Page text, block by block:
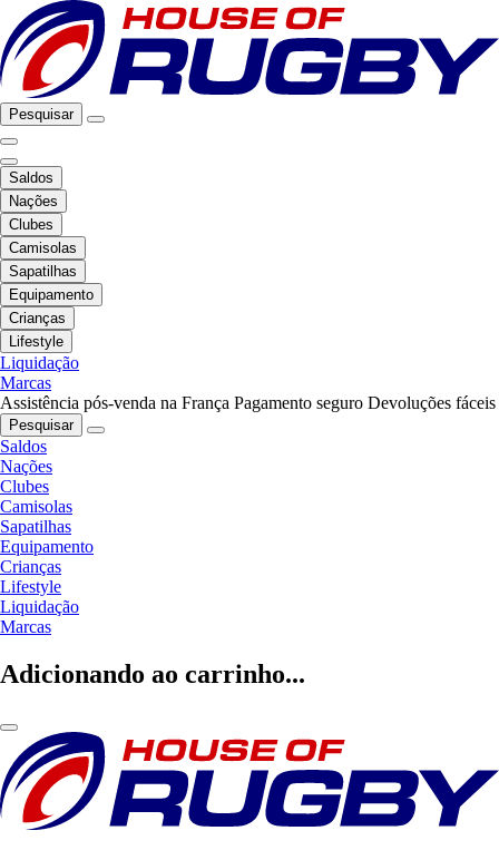
Pesquisar
Saldos
Nações
Clubes
Camisolas
Sapatilhas
Equipamento
Crianças
Lifestyle
Liquidação
Marcas
Assistência pós-venda na França Pagamento seguro Devoluções fáceis
Pesquisar
Saldos
Nações
Clubes
Camisolas
Sapatilhas
Equipamento
Crianças
Lifestyle
Liquidação
Marcas
Adicionando ao carrinho...